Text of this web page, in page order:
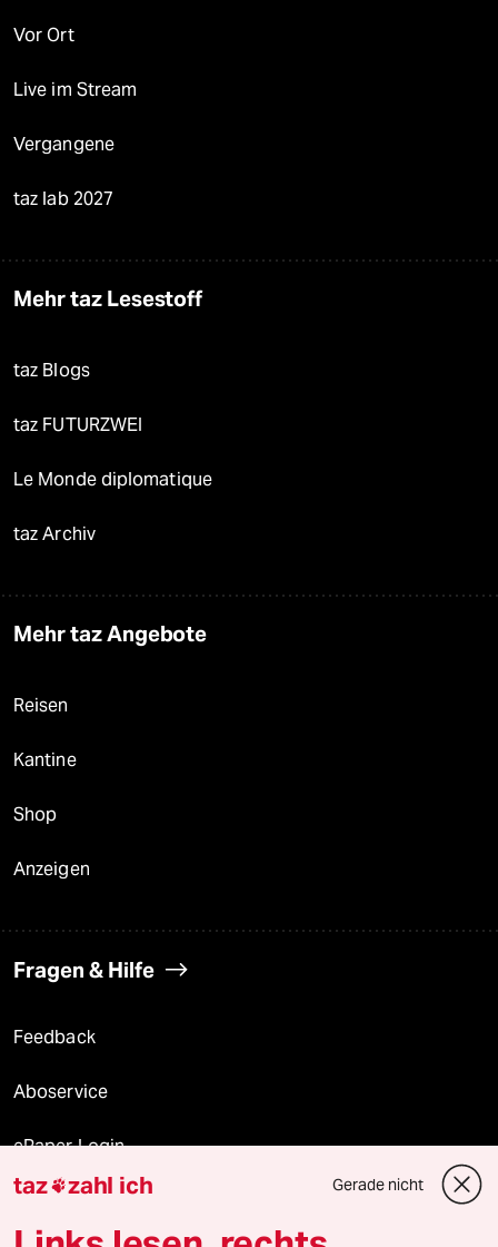
Vor Ort
Live im Stream
Vergangene
taz lab 2027
Mehr taz Lesestoff
taz Blogs
taz FUTURZWEI
Le Monde diplomatique
taz Archiv
Mehr taz Angebote
Reisen
Kantine
Shop
Anzeigen
Fragen & Hilfe
Feedback
Aboservice
ePaper Login
Downloads für Abonnierende
taz zahl ich Gerade nicht